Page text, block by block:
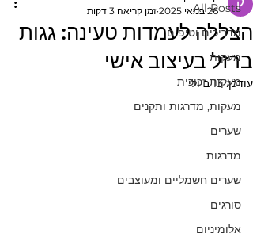
All Posts
מדריכים וטיפים
מעקות
מעקות זכוכית
מעקות, מדרגות ותקנים
שערים
מדרגות
שערים חשמליים ומעוצבים
סורגים
אלומיניום
הצללה לעמדות טעינה: גגות
ברזל בעיצוב אישי
26 במאי 2025
זמן קריאה 3 דקות
עודכן:13 ביולי